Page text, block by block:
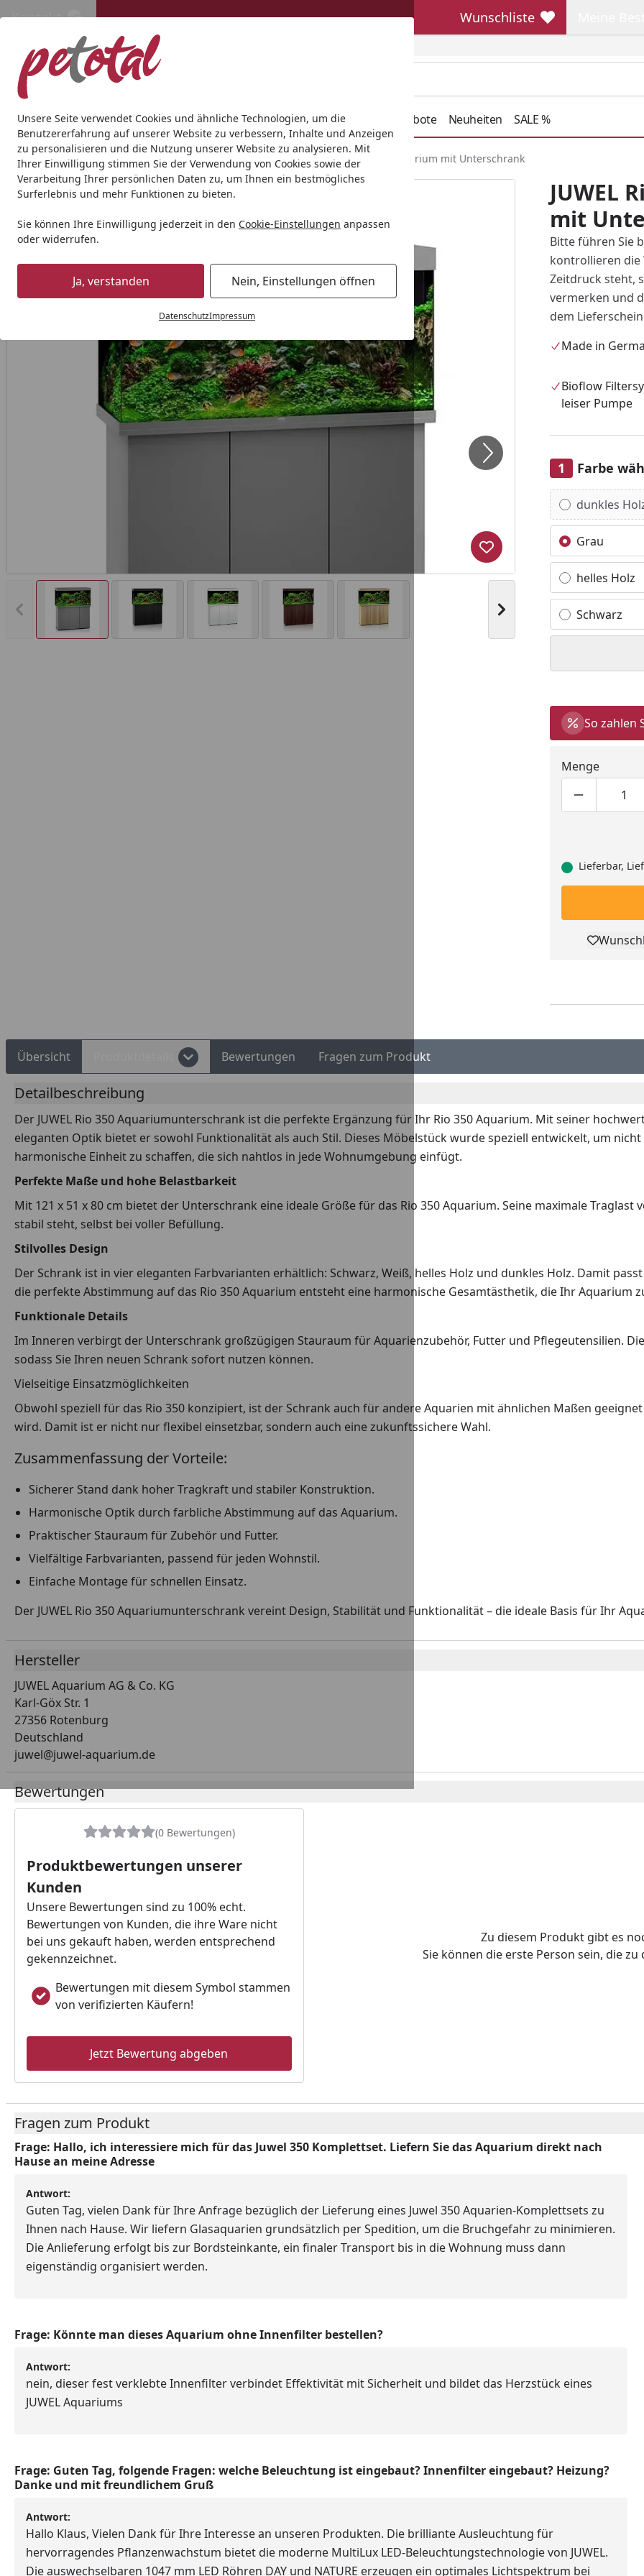
Unsere Seite verwendet Cookies und ähnliche Technologien, um die
Benutzererfahrung auf unserer Website zu verbessern, Inhalte und Anzeigen
zu personalisieren und die Nutzung unserer Website zu analysieren. Mit
Ihrer Einwilligung stimmen Sie der Verwendung von Cookies sowie der
Verarbeitung Ihrer persönlichen Daten zu, um Ihnen ein bestmögliches
Surferlebnis und mehr Funktionen zu bieten.
Sie können Ihre Einwilligung jederzeit in den Cookie-Einstellungen anpassen
oder widerrufen.
Ja, verstanden Nein, Einstellungen öffnen
DatenschutzImpressum
Kontakt Wunschliste
Wunschliste
Hund Katze Aquaristik Teich Andere Tierarten Geschenkideen Angebote Neuheiten SALE %
Startseite
Aquaristik Aquarien Aquarium mit Unterschrank JUWEL Rio 350 LED Aquarium mit Unterschrank
Vorheriges Bild anzeigen Nächstes Bild anzeigen
Produkt zur Wunschliste
JUWEL
mit
Bitte führen Sie
kontrollieren die
Zeitdruck steht,
vermerken und
dem
Made in
Bioflow
leiser Pumpe
Farbe
Alle anzeigen (5)
dunkles
Grau
helles Holz
Schwarz
So zahlen
Menge
Lieferbar,
Übersicht Bewertungen Fragen zum Produkt
Detailbeschreibung
Der JUWEL Rio 350 Aquariumunterschrank ist die perfekte Ergänzung für Ihr Rio 350 Aquarium. Mit seiner
eleganten Optik bietet er sowohl Funktionalität als auch Stil. Dieses Möbelstück wurde speziell entwickelt, um
harmonische Einheit zu schaffen, die sich nahtlos in jede Wohnumgebung einfügt.
Perfekte Maße und hohe Belastbarkeit
Mit 121 x 51 x 80 cm bietet der Unterschrank eine ideale Größe für das Rio 350 Aquarium. Seine maximale
stabil steht, selbst bei voller Befüllung.
Stilvolles Design
Der Schrank ist in vier eleganten Farbvarianten erhältlich: Schwarz, Weiß, helles Holz und dunkles Holz. Damit
die perfekte Abstimmung auf das Rio 350 Aquarium entsteht eine harmonische Gesamtästhetik, die Ihr Aquarium
Funktionale Details
Im Inneren verbirgt der Unterschrank großzügigen Stauraum für Aquarienzubehör, Futter und Pflegeutensilien.
sodass Sie Ihren neuen Schrank sofort nutzen können.
Vielseitige Einsatzmöglichkeiten
Obwohl speziell für das Rio 350 konzipiert, ist der Schrank auch für andere Aquarien mit ähnlichen Maßen
wird. Damit ist er nicht nur flexibel einsetzbar, sondern auch eine zukunftssichere Wahl.
Zusammenfassung der Vorteile:
Sicherer Stand dank hoher Tragkraft und stabiler Konstruktion.
Harmonische Optik durch farbliche Abstimmung auf das Aquarium.
Praktischer Stauraum für Zubehör und Futter.
Vielfältige Farbvarianten, passend für jeden Wohnstil.
Einfache Montage für schnellen Einsatz.
Der JUWEL Rio 350 Aquariumunterschrank vereint Design, Stabilität und Funktionalität – die ideale Basis für Ihr
Hersteller
JUWEL Aquarium AG & Co. KG
Karl-Göx Str. 1
27356 Rotenburg
Deutschland
juwel@juwel-aquarium.de
Bewertungen
(0 Bewertungen)
Produktbewertungen unserer
Kunden
Unsere Bewertungen sind zu 100% echt.
Bewertungen von Kunden, die ihre Ware nicht
bei uns gekauft haben, werden entsprechend
gekennzeichnet.
Bewertungen mit diesem Symbol stammen
von verifizierten Käufern!
Jetzt Bewertung abgeben
Zu diesem Produkt gibt es
Sie können die erste Person sein, die
Fragen zum Produkt
Frage: Hallo, ich interessiere mich für das Juwel 350 Komplettset. Liefern Sie das Aquarium direkt nach
Hause an meine Adresse
Antwort:
Guten Tag, vielen Dank für Ihre Anfrage bezüglich der Lieferung eines Juwel 350 Aquarien-Komplettsets zu
Ihnen nach Hause. Wir liefern Glasaquarien grundsätzlich per Spedition, um die Bruchgefahr zu minimieren.
Die Anlieferung erfolgt bis zur Bordsteinkante, ein finaler Transport bis in die Wohnung muss dann
eigenständig organisiert werden.
Frage: Könnte man dieses Aquarium ohne Innenfilter bestellen?
Antwort:
nein, dieser fest verklebte Innenfilter verbindet Effektivität mit Sicherheit und bildet das Herzstück eines
JUWEL Aquariums
Frage: Guten Tag, folgende Fragen: welche Beleuchtung ist eingebaut? Innenfilter eingebaut? Heizung?
Danke und mit freundlichem Gruß
Antwort:
Hallo Klaus, Vielen Dank für Ihre Interesse an unseren Produkten. Die brilliante Ausleuchtung für
hervorragendes Pflanzenwachstum bietet die moderne MultiLux LED-Beleuchtungstechnologie von JUWEL.
Die auswechselbaren 1047 mm LED Röhren DAY und NATURE erzeugen ein optimales Lichtspektrum bei